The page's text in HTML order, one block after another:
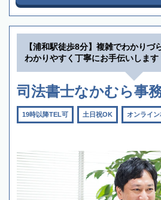
【浦和駅徒歩8分】複雑でわかりづ
わかりやすく丁寧にお手伝いします
司法書士なかむら事
19時以降TEL可 土日祝OK オンライ